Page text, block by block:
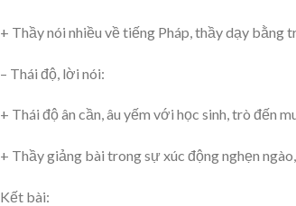
+ Thầy nói nhiều về tiếng Pháp, thầy dạy bằng
– Thái độ, lời nói:
+ Thái độ ân cần, âu yếm với học sinh, trò đến
+ Thầy giảng bài trong sự xúc động nghẹn
Kết bài: